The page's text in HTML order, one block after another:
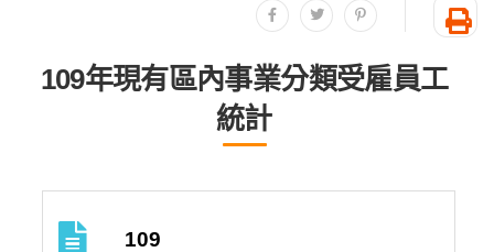
分享至facebook
分享至twitter分享至plurk
友
109年現有區內事業分類受雇員工
統計
109